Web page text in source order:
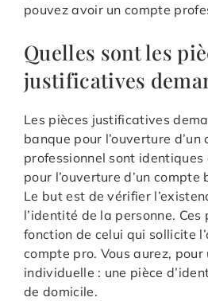
pouvez avoir un compte
Quelles sont les
justificatives
Les pièces justificatives
banque pour l’ouverture d’un
professionnel sont identiques
pour l’ouverture d’un
Le but est de vérifier
l’identité de la personne.
fonction de celui qui sollicite
compte pro. Vous aurez, pour
individuelle : une pièce
de domicile.